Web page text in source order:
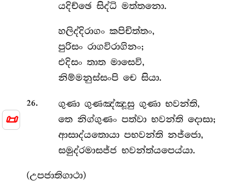
📜
යදිච්ඡෙ සිද්ධි මත්තනො.
හලිද්දිරාගං කපිචිත්තං,
පුරිසං රාගවිරාගිනං;
එදිසං තාත මාසෙවි,
නිම්මනුස්සංපි චෙ සියා.
26.
ගුණා ගුණඤ්ඤූසු ගුණා භවන්ති,
තෙ නිග්ගුණං පත්වා භවන්ති දොසා;
ආසාද්යතොයා පභවන්ති නජ්ජො,
සමුද්රමාසජ්ජ භවන්ත්යපෙය්යා.
(උපජාතිගාථා)